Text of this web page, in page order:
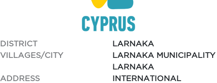
DISTRICT
LARNAKA
VILLAGES/CITY
LARNAKA MUNICIPALITY
ADDRESS
LARNAKA
INTERNATIONAL